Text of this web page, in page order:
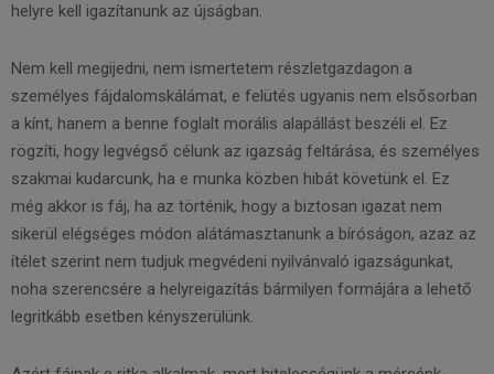
helyre kell igazítanunk az újságban.
Nem kell megijedni, nem ismertetem részletgazdagon a
személyes fájdalomskálámat, e felütés ugyanis nem elsősorban
a kínt, hanem a benne foglalt morális alapállást beszéli el. Ez
rögzíti, hogy legvégső célunk az igazság feltárása, és személyes
szakmai kudarcunk, ha e munka közben hibát követünk el. Ez
még akkor is fáj, ha az történik, hogy a biztosan igazat nem
sikerül elégséges módon alátámasztanunk a bíróságon, azaz az
ítélet szerint nem tudjuk megvédeni nyilvánvaló igazságunkat,
noha szerencsére a helyreigazítás bármilyen formájára a lehető
legritkább esetben kényszerülünk.